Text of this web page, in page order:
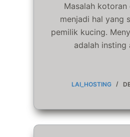
Masalah
menjadi hal yang
pemilik kucing.
adalah
LAI_HOSTING